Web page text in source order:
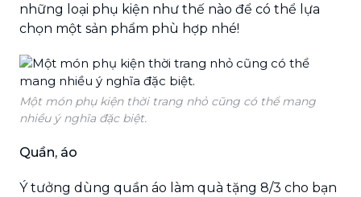
những loại phụ kiện như thế nào để có thể lựa
chọn một sản phẩm phù hợp nhé!
Một món phụ kiện thời trang nhỏ cũng có thể mang
nhiều ý nghĩa đặc biệt.
Quần, áo
Ý tưởng dùng quần áo làm quà tặng 8/3 cho bạn